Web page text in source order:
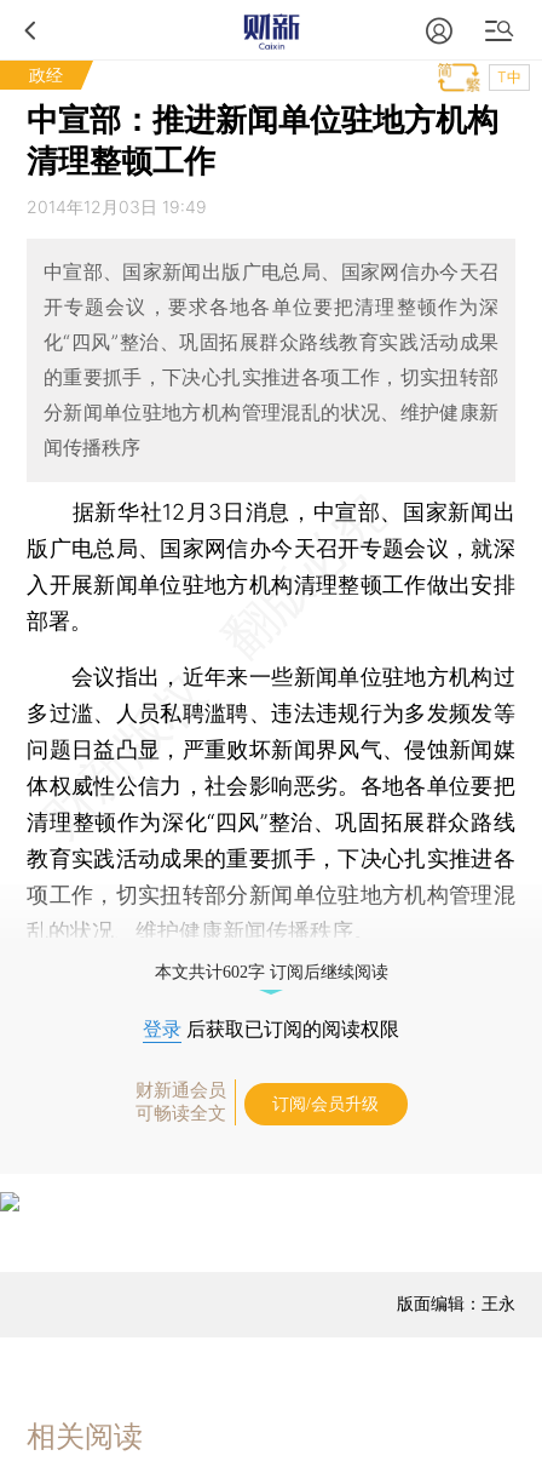
政经 T中
中宣部：推进新闻单位驻地方机构
清理整顿工作
2014年12月03日 19:49
中宣部、国家新闻出版广电总局、国家网信办今天召
开专题会议，要求各地各单位要把清理整顿作为深
化“四风”整治、巩固拓展群众路线教育实践活动成果
的重要抓手，下决心扎实推进各项工作，切实扭转部
分新闻单位驻地方机构管理混乱的状况、维护健康新
闻传播秩序
据新华社12月3日消息，中宣部、国家新闻出
版广电总局、国家网信办今天召开专题会议，就深
入开展新闻单位驻地方机构清理整顿工作做出安排
部署。
会议指出，近年来一些新闻单位驻地方机构过
多过滥、人员私聘滥聘、违法违规行为多发频发等
问题日益凸显，严重败坏新闻界风气、侵蚀新闻媒
体权威性公信力，社会影响恶劣。各地各单位要把
清理整顿作为深化“四风”整治、巩固拓展群众路线
教育实践活动成果的重要抓手，下决心扎实推进各
项工作，切实扭转部分新闻单位驻地方机构管理混
乱的状况、维护健康新闻传播秩序。
本文共计602字 订阅后继续阅读
登录 后获取已订阅的阅读权限
财新通会员
可畅读全文
订阅/会员升级
版面编辑：王永
相关阅读